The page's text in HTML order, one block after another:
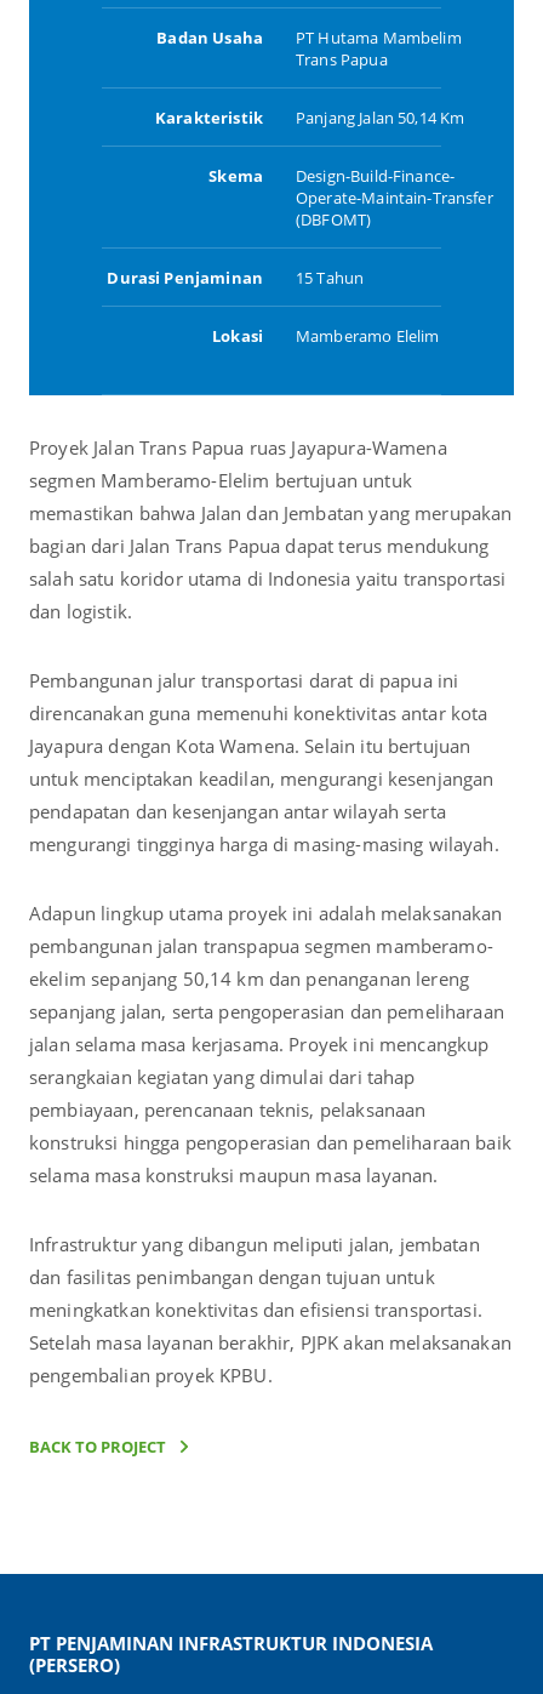
Proyek Jalan Trans Papua ruas Jayapura-Wamena
segmen Mamberamo-Elelim bertujuan untuk
memastikan bahwa Jalan dan Jembatan yang merupakan
bagian dari Jalan Trans Papua dapat terus mendukung
salah satu koridor utama di Indonesia yaitu transportasi
dan logistik.
Pembangunan jalur transportasi darat di papua ini
direncanakan guna memenuhi konektivitas antar kota
Jayapura dengan Kota Wamena. Selain itu bertujuan
untuk menciptakan keadilan, mengurangi kesenjangan
pendapatan dan kesenjangan antar wilayah serta
mengurangi tingginya harga di masing-masing wilayah.
Adapun lingkup utama proyek ini adalah melaksanakan
pembangunan jalan transpapua segmen mamberamo-
ekelim sepanjang 50,14 km dan penanganan lereng
sepanjang jalan, serta pengoperasian dan pemeliharaan
jalan selama masa kerjasama. Proyek ini mencangkup
serangkaian kegiatan yang dimulai dari tahap
pembiayaan, perencanaan teknis, pelaksanaan
konstruksi hingga pengoperasian dan pemeliharaan baik
selama masa konstruksi maupun masa layanan.
Infrastruktur yang dibangun meliputi jalan, jembatan
dan fasilitas penimbangan dengan tujuan untuk
meningkatkan konektivitas dan efisiensi transportasi.
Setelah masa layanan berakhir, PJPK akan melaksanakan
pengembalian proyek KPBU.
BACK TO PROJECT
Badan Usaha
PT Hutama Mambelim
Trans Papua
Karakteristik Panjang Jalan 50,14 Km
Skema
Design-Build-Finance-
Operate-Maintain-Transfer
(DBFOMT)
Durasi Penjaminan 15 Tahun
Lokasi Mamberamo Elelim
PT PENJAMINAN INFRASTRUKTUR INDONESIA
(PERSERO)